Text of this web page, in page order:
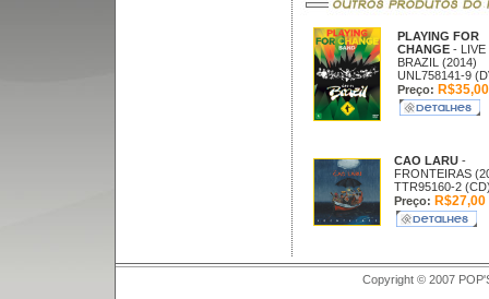
PLAYING FOR
CHANGE - LIVE
BRAZIL (2014)
UNL758141-9
Preço: R$35,00
CAO LARU -
FRONTEIRAS
TTR95160-2
Preço: R$27,00
Copyright © 2007